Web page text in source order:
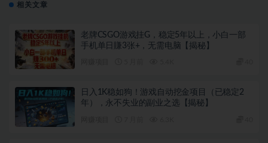
相关文章
老牌CSGO游戏挂G，稳定5年以上，小白一部
手机单日賺3张+，无需电脑【揭秘】
日入1K稳如狗！游戏自动挖金项目（已稳定2
年），永不失业的副业之选【揭秘】